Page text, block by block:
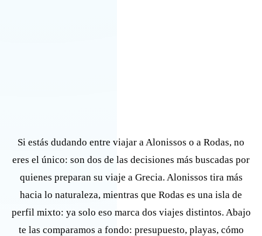
Si estás dudando entre viajar a Alonissos o a Rodas, no
eres el único: son dos de las decisiones más buscadas por
quienes preparan su viaje a Grecia. Alonissos tira más
hacia lo naturaleza, mientras que Rodas es una isla de
perfil mixto: ya solo eso marca dos viajes distintos. Abajo
te las comparamos a fondo: presupuesto, playas, cómo